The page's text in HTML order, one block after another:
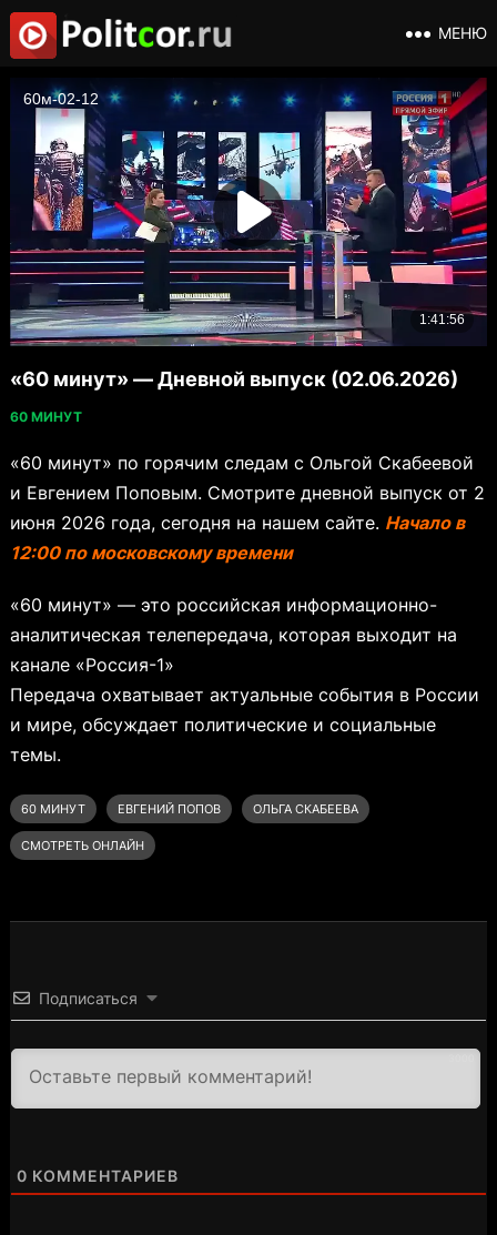
МЕНЮ
«60 минут» — Дневной выпуск (02.06.2026)
60 МИНУТ
«60 минут» по горячим следам с Ольгой Скабеевой
и Евгением Поповым. Смотрите дневной выпуск от 2
июня 2026 года, сегодня на нашем сайте. Начало в
12:00 по московскому времени
«60 минут» — это российская информационно-
аналитическая телепередача, которая выходит на
канале «Россия-1»
Передача охватывает актуальные события в России
и мире, обсуждает политические и социальные
темы.
60 МИНУТ ЕВГЕНИЙ ПОПОВ ОЛЬГА СКАБЕЕВА
СМОТРЕТЬ ОНЛАЙН
Подписаться
0 КОММЕНТАРИЕВ